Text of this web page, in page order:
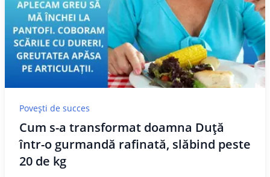
Povești de succes
Cum s-a transformat doamna Duță
într-o gurmandă rafinată, slăbind peste
20 de kg